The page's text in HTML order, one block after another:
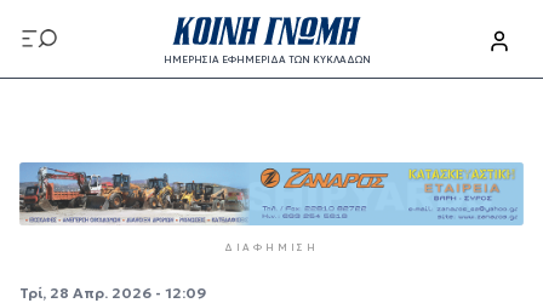
Παράκαμψη προς το κυρίως περιεχόμενο
ΗΜΕΡΗΣΙΑ ΕΦΗΜΕΡΙΔΑ ΤΩΝ ΚΥΚΛΑΔΩΝ
ΔΙΑΦΉΜΙΣΗ
Τρί, 28 Απρ. 2026 - 12:09